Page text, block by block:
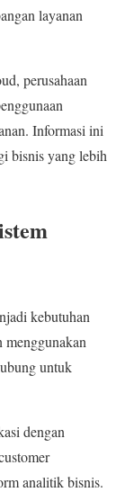
layanan
perusahaan
Informasi ini
bisnis yang lebih
kebutuhan
menggunakan
untuk
dengan
analitik bisnis.